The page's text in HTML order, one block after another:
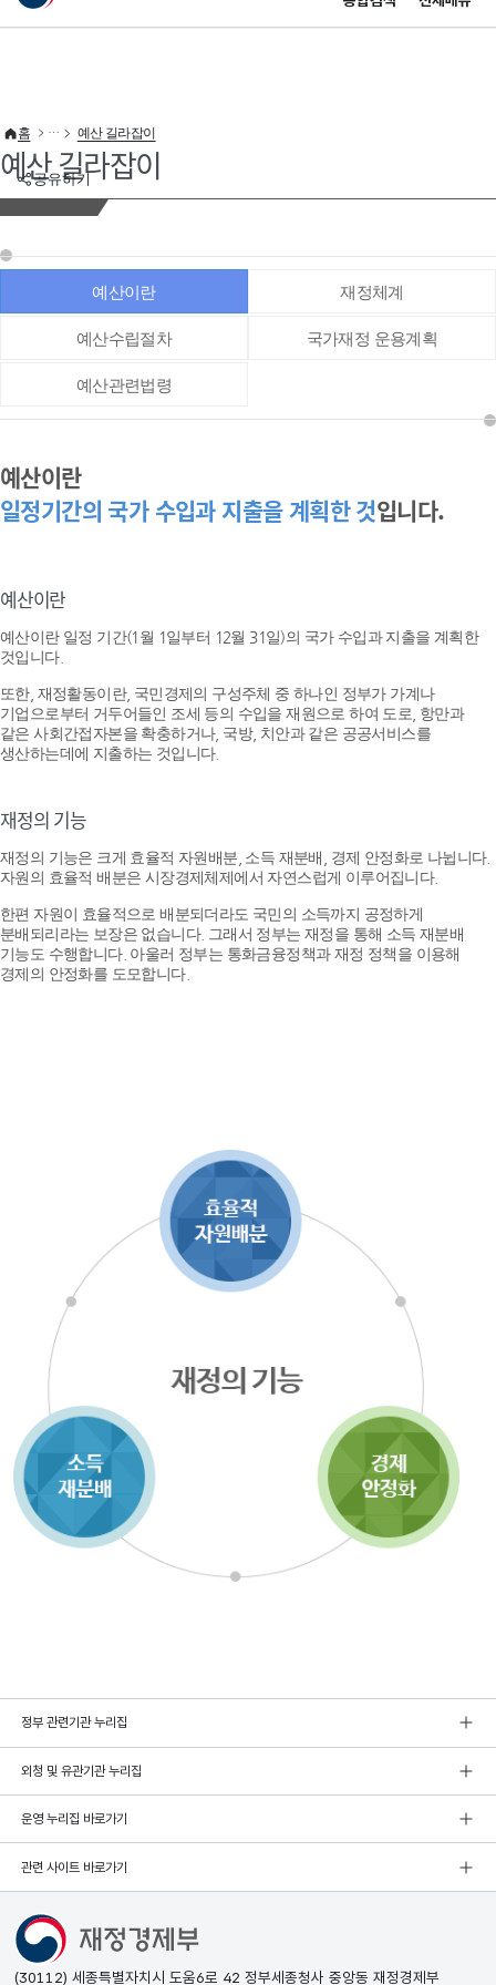
이 누리집은 대한민국 공식 전자정부 누리집입니다.
공유하기
홈 예산 길라잡이
예산 길라잡이
예산이란 재정체계
예산수립절차 국가재정 운용계획
예산관련법령
예산이란
일정기간의 국가 수입과 지출을 계획한 것입니다.
예산이란
예산이란 일정 기간(1월 1일부터 12월 31일)의 국가 수입과 지출을 계획한
것입니다.
또한, 재정활동이란, 국민경제의 구성주체 중 하나인 정부가 가계나
기업으로부터 거두어들인 조세 등의 수입을 재원으로 하여 도로, 항만과
같은 사회간접자본을 확충하거나, 국방, 치안과 같은 공공서비스를
생산하는데에 지출하는 것입니다.
재정의 기능
재정의 기능은 크게 효율적 자원배분, 소득 재분배, 경제 안정화로 나뉩니다.
자원의 효율적 배분은 시장경제체제에서 자연스럽게 이루어집니다.
한편 자원이 효율적으로 배분되더라도 국민의 소득까지 공정하게
분배되리라는 보장은 없습니다. 그래서 정부는 재정을 통해 소득 재분배
기능도 수행합니다. 아울러 정부는 통화금융정책과 재정 정책을 이용해
경제의 안정화를 도모합니다.
정부 관련기관 누리집
외청 및 유관기관 누리집
운영 누리집 바로가기
관련 사이트 바로가기
(30112) 세종특별자치시 도움6로 42 정부세종청사 중앙동 재정경제부